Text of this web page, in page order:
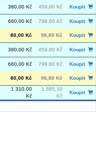
380,00 Kč 459,80 Kč
Koupit
660,00 Kč 798,60 Kč
Koupit
80,00 Kč 96,80 Kč
Koupit
380,00 Kč 459,80 Kč
Koupit
660,00 Kč 798,60 Kč
Koupit
80,00 Kč 96,80 Kč Koupit
1 310,00
Kč
1 585,10
Kč
Koupit